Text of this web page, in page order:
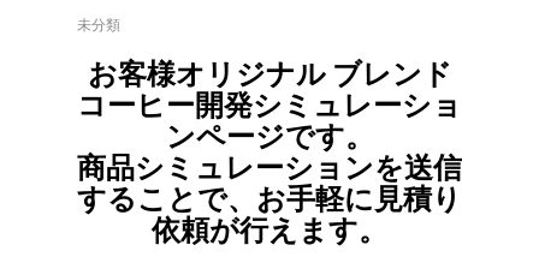
未分類
お客様オリジナル ブレンド
コーヒー開発シミュレーショ
ンページです。
商品シミュレーションを送信
することで、お手軽に見積り
依頼が行えます。